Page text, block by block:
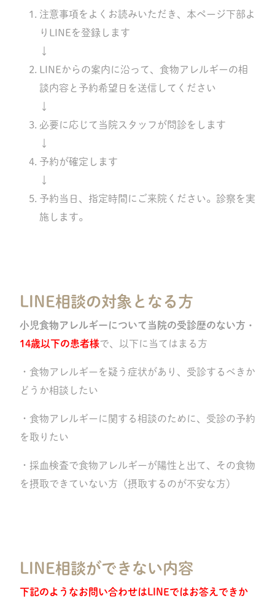
注意事項をよくお読みいただき、本ページ下部よ
りLINEを登録します
↓
LINEからの案内に沿って、食物アレルギーの相
談内容と予約希望日を送信してください
↓
必要に応じて当院スタッフが問診をします
↓
予約が確定します
↓
予約当日、指定時間にご来院ください。診察を実
施します。
LINE相談の対象となる方
小児食物アレルギーについて当院の受診歴のない方・
14歳以下の患者様で、以下に当てはまる方
・食物アレルギーを疑う症状があり、受診するべきか
どうか相談したい
・食物アレルギーに関する相談のために、受診の予約
を取りたい
・採血検査で食物アレルギーが陽性と出て、その食物
を摂取できていない方（摂取するのが不安な方）
LINE相談ができない内容
下記のようなお問い合わせはLINEではお答えできか